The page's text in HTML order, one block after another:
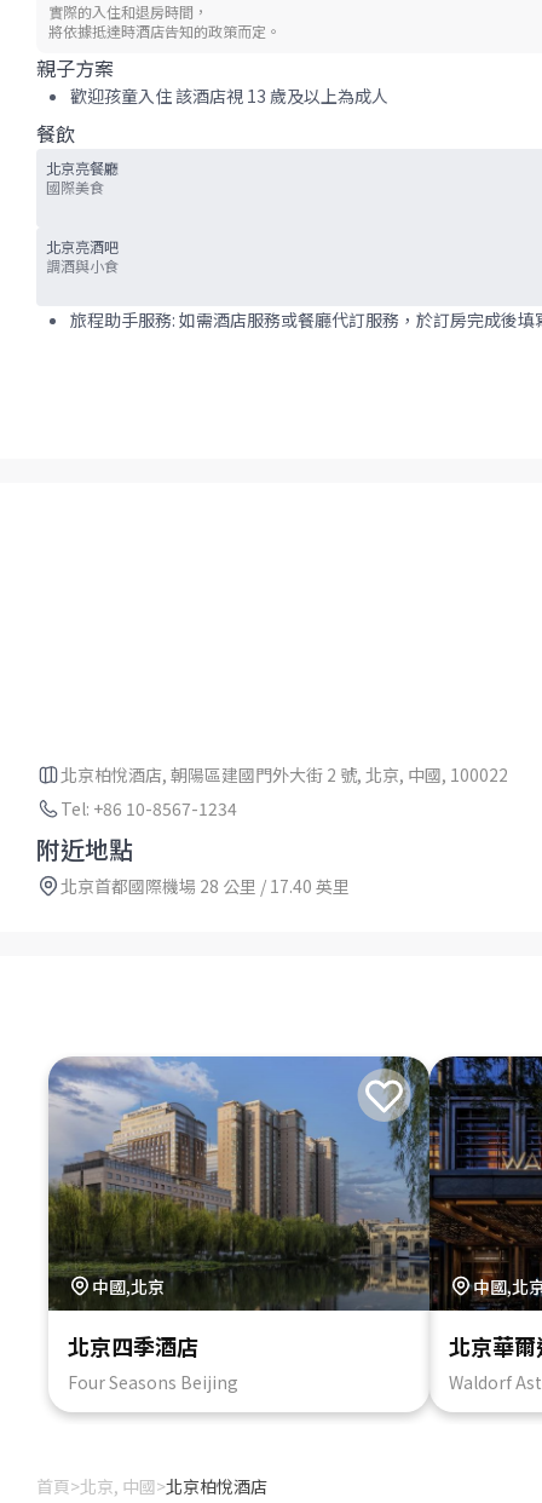
實際的入住和退房時間，
將依據抵達時酒店告知的政策而定。
親子方案
歡迎孩童入住 該酒店視 13 歲及以上為成人
餐飲
北京亮餐廳
國際美食
北京亮酒吧
調酒與小食
旅程助手服務: 如需酒店服務或餐廳代訂服務，於訂房完成後
北京柏悅酒店, 朝陽區建國門外大街 2 號, 北京, 中國, 100022
Tel: +86 10-8567-1234
附近地點
北京首都國際機場 28 公里 / 17.40 英里
中國,北京
北京四季酒店
Four Seasons Beijing
中國,北
北京華
Waldorf
首頁>北京, 中國>北京柏悅酒店